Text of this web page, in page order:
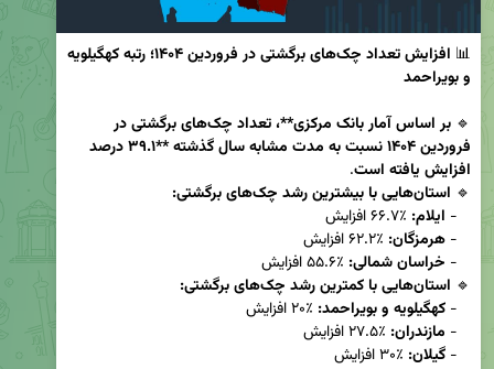
📊
و بویراحمد
🔹
بر اساس آمار بانک مرکزی**، تعداد چک‌های برگشتی در
افزایش یافته است
🔹 استان‌هایی با بیشترین رشد چک‌های برگشتی:
ایلام:
هرمزگان:
خراسان شمالی:
🔹 استان‌هایی با کمترین رشد چک‌های برگشتی:
کهگیلویه و بویراحمد:
مازندران:
گیلان: